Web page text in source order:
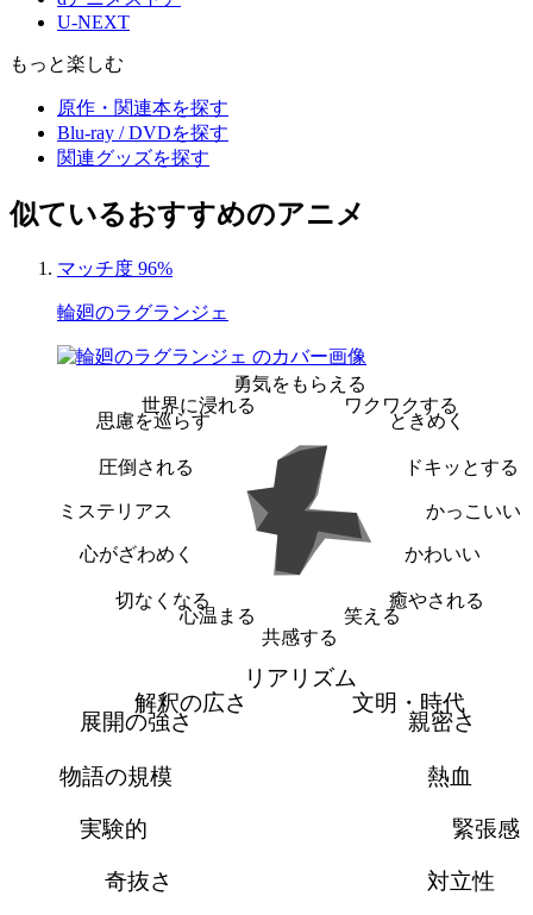
U-NEXT
もっと楽しむ
原作・関連本を探す
Blu-ray / DVDを探す
関連グッズを探す
似ているおすすめのアニメ
マッチ度 96%
輪廻のラグランジェ
勇気をもらえる
ワクワクする
ときめく
ドキッとする
かっこいい
かわいい
癒やされる
笑える
共感する
心温まる
切なくなる
心がざわめく
ミステリアス
圧倒される
思慮を巡らす
世界に浸れる
リアリズム
文明・時代
親密さ
熱血
緊張感
対立性
奇抜さ
実験的
物語の規模
展開の強さ
解釈の広さ